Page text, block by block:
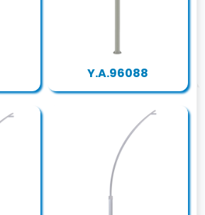
Y.A.96088